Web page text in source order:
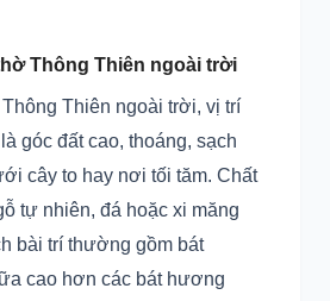
Thông Thiên ngoài trời
Thiên ngoài trời, vị trí
góc đất cao, thoáng, sạch
cây to hay nơi tối tăm. Chất
tự nhiên, đá hoặc xi măng
bài trí thường gồm bát
cao hơn các bát hương